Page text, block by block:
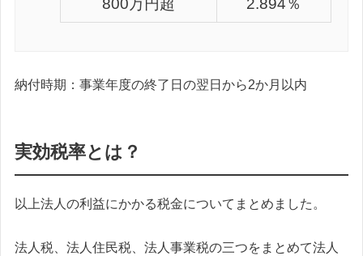
800万円超 2.894％
納付時期：事業年度の終了日の翌日から2か月以内
実効税率とは？
以上法人の利益にかかる税金についてまとめました。
法人税、法人住民税、法人事業税の三つをまとめて法人